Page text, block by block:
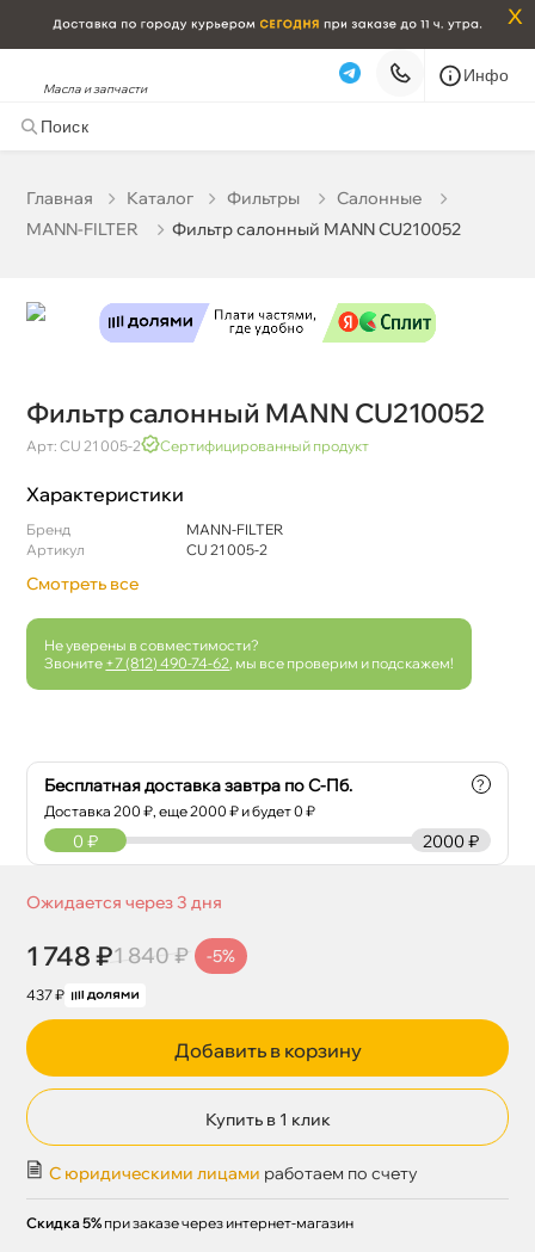
x
Масла и запчасти
Инфо
Главная Катало Фильтры
Салонные
MANN-FILTER
Фильтр салонный MANN CU210052
Фильтр салонный MANN CU210052
Арт: CU 21 005-2 Сертифицированный продукт
Характеристики
Бренд
MANN-FILTER
Артикул
CU 21 005-2
Смотреть все
Не уверены в совместимости?
Звоните +7 (812) 490-74-62 , мы все проверим и подскажем!
Бесплатная доставка завтра по С-Пб.
Доставка200 ₽, еще2000 ₽ и будет 0 ₽
?
2000 ₽
0 ₽
Ожидается через 3 дня
1 748 ₽1 840 ₽ -5%
437 ₽
Добавить в корзину
Купить в 1 клик
С юридическими лицами работаем по счету
Скидка 5% при заказе через интернет-магазин
Самовывоз